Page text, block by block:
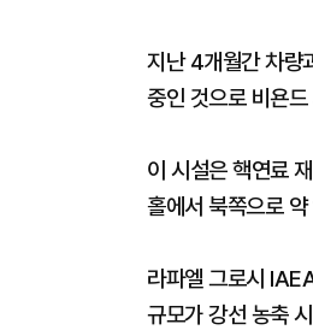
지난 4개월간 차량
중인 것으로 비욘
이 시설은 핵연료
홀에서 북쪽으로
라파엘 그로시
규모가 강선 농축